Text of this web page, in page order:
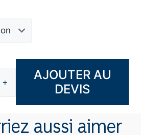
+
AJOUTER AU
DEVIS
aussi aimer